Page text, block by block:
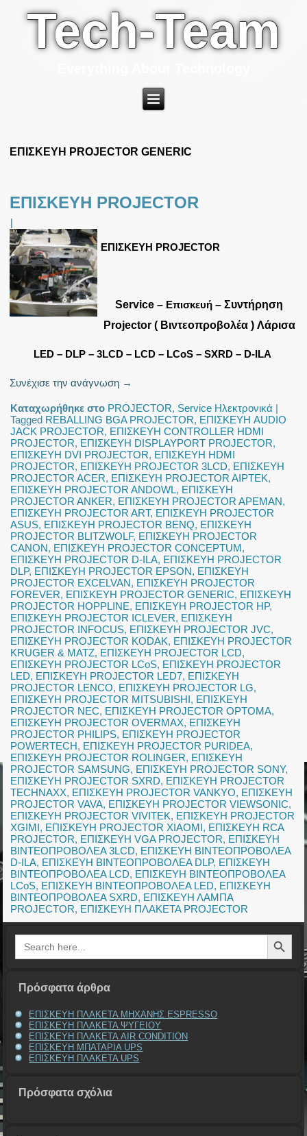
Tech-Team
ΕΠΙΣΚΕΥΗ PROJECTOR GENERIC
ΕΠΙΣΚΕΥΗ PROJECTOR
|
ΕΠΙΣΚΕΥΗ PROJECTOR
Service – Επισκευή – Συντήρηση
Projector ( Βιντεοπροβολέα ) Λάρισα
LED – DLP – 3LCD – LCD – LCoS – SXRD – D-ILA
Συνέχισε την ανάγνωση →
Καταχωρήθηκε στο PROJECTOR, Service Ηλεκτρονικά |
Tagged REBALLING BGA PROJECTOR, ΕΠΙΣΚΕΥΗ AUDIO
JACK PROJECTOR, ΕΠΙΣΚΕΥΗ CONTROLLER HDMI
PROJECTOR, ΕΠΙΣΚΕΥΗ DISPLAYPORT PROJECTOR,
ΕΠΙΣΚΕΥΗ DVI PROJECTOR, ΕΠΙΣΚΕΥΗ HDMI
PROJECTOR, ΕΠΙΣΚΕΥΗ PROJECTOR 3LCD, ΕΠΙΣΚΕΥΗ
PROJECTOR ACER, ΕΠΙΣΚΕΥΗ PROJECTOR AIPTEK,
ΕΠΙΣΚΕΥΗ PROJECTOR ANDOWL, ΕΠΙΣΚΕΥΗ
PROJECTOR ANKER, ΕΠΙΣΚΕΥΗ PROJECTOR APEMAN,
ΕΠΙΣΚΕΥΗ PROJECTOR ART, ΕΠΙΣΚΕΥΗ PROJECTOR
ASUS, ΕΠΙΣΚΕΥΗ PROJECTOR BENQ, ΕΠΙΣΚΕΥΗ
PROJECTOR BLITZWOLF, ΕΠΙΣΚΕΥΗ PROJECTOR
CANON, ΕΠΙΣΚΕΥΗ PROJECTOR CONCEPTUM,
ΕΠΙΣΚΕΥΗ PROJECTOR D-ILA, ΕΠΙΣΚΕΥΗ PROJECTOR
DLP, ΕΠΙΣΚΕΥΗ PROJECTOR EPSON, ΕΠΙΣΚΕΥΗ
PROJECTOR EXCELVAN, ΕΠΙΣΚΕΥΗ PROJECTOR
FOREVER, ΕΠΙΣΚΕΥΗ PROJECTOR GENERIC, ΕΠΙΣΚΕΥΗ
PROJECTOR HOPPLINE, ΕΠΙΣΚΕΥΗ PROJECTOR HP,
ΕΠΙΣΚΕΥΗ PROJECTOR ICLEVER, ΕΠΙΣΚΕΥΗ
PROJECTOR INFOCUS, ΕΠΙΣΚΕΥΗ PROJECTOR JVC,
ΕΠΙΣΚΕΥΗ PROJECTOR KODAK, ΕΠΙΣΚΕΥΗ PROJECTOR
KRUGER & MATZ, ΕΠΙΣΚΕΥΗ PROJECTOR LCD,
ΕΠΙΣΚΕΥΗ PROJECTOR LCoS, ΕΠΙΣΚΕΥΗ PROJECTOR
LED, ΕΠΙΣΚΕΥΗ PROJECTOR LED7, ΕΠΙΣΚΕΥΗ
PROJECTOR LENCO, ΕΠΙΣΚΕΥΗ PROJECTOR LG,
ΕΠΙΣΚΕΥΗ PROJECTOR MITSUBISHI, ΕΠΙΣΚΕΥΗ
PROJECTOR NEC, ΕΠΙΣΚΕΥΗ PROJECTOR OPTOMA,
ΕΠΙΣΚΕΥΗ PROJECTOR OVERMAX, ΕΠΙΣΚΕΥΗ
PROJECTOR PHILIPS, ΕΠΙΣΚΕΥΗ PROJECTOR
POWERTECH, ΕΠΙΣΚΕΥΗ PROJECTOR PURIDEA,
ΕΠΙΣΚΕΥΗ PROJECTOR ROLINGER, ΕΠΙΣΚΕΥΗ
PROJECTOR SAMSUNG, ΕΠΙΣΚΕΥΗ PROJECTOR SONY,
ΕΠΙΣΚΕΥΗ PROJECTOR SXRD, ΕΠΙΣΚΕΥΗ PROJECTOR
TECHNAXX, ΕΠΙΣΚΕΥΗ PROJECTOR VANKYO, ΕΠΙΣΚΕΥΗ
PROJECTOR VAVA, ΕΠΙΣΚΕΥΗ PROJECTOR VIEWSONIC,
ΕΠΙΣΚΕΥΗ PROJECTOR VIVITEK, ΕΠΙΣΚΕΥΗ PROJECTOR
XGIMI, ΕΠΙΣΚΕΥΗ PROJECTOR XIAOMI, ΕΠΙΣΚΕΥΗ RCA
PROJECTOR, ΕΠΙΣΚΕΥΗ VGA PROJECTOR, ΕΠΙΣΚΕΥΗ
ΒΙΝΤΕΟΠΡΟΒΟΛΕΑ 3LCD, ΕΠΙΣΚΕΥΗ ΒΙΝΤΕΟΠΡΟΒΟΛΕΑ
D-ILA, ΕΠΙΣΚΕΥΗ ΒΙΝΤΕΟΠΡΟΒΟΛΕΑ DLP, ΕΠΙΣΚΕΥΗ
ΒΙΝΤΕΟΠΡΟΒΟΛΕΑ LCD, ΕΠΙΣΚΕΥΗ ΒΙΝΤΕΟΠΡΟΒΟΛΕΑ
LCoS, ΕΠΙΣΚΕΥΗ ΒΙΝΤΕΟΠΡΟΒΟΛΕΑ LED, ΕΠΙΣΚΕΥΗ
ΒΙΝΤΕΟΠΡΟΒΟΛΕΑ SXRD, ΕΠΙΣΚΕΥΗ ΛΑΜΠΑ
PROJECTOR, ΕΠΙΣΚΕΥΗ ΠΛΑΚΕΤΑ PROJECTOR
Search
for:
Search Button
Πρόσφατα άρθρα
ΕΠΙΣΚΕΥΗ ΠΛΑΚΕΤΑ ΜΗΧΑΝΗΣ ESPRESSO
ΕΠΙΣΚΕΥΗ ΠΛΑΚΕΤΑ ΨΥΓΕΙΟΥ
ΕΠΙΣΚΕΥΗ ΠΛΑΚΕΤΑ AIR CONDITION
ΕΠΙΣΚΕΥΗ ΜΠΑΤΑΡΙΑ UPS
ΕΠΙΣΚΕΥΗ ΠΛΑΚΕΤΑ UPS
Πρόσφατα σχόλια